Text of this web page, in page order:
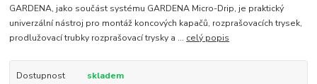
GARDENA, jako součást systému GARDENA Micro-Drip, je praktický
univerzální nástroj pro montáž koncových kapačů, rozprašovacích trysek,
prodlužovací trubky rozprašovací trysky a ... celý popis
Dostupnost skladem